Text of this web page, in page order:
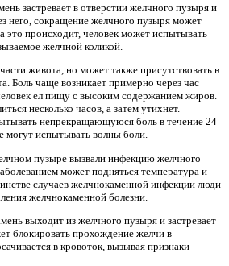
застревает в отверстии желчного пузыря и
него, сокращение желчного пузыря может
это происходит, человек может испытывать
желчной коликой.
живота, но может также присутствовать в
Боль чаще возникает примерно через час
ел пищу с высоким содержанием жиров.
несколько часов, а затем утихнет.
непрекращающуюся боль в течение 24
могут испытывать волны боли.
пузыре вызвали инфекцию желчного
может подняться температура и
случаев желчнокаменной инфекции люди
желчнокаменной болезни.
выходит из желчного пузыря и застревает
блокировать прохождение желчи в
в кровоток, вызывая признаки